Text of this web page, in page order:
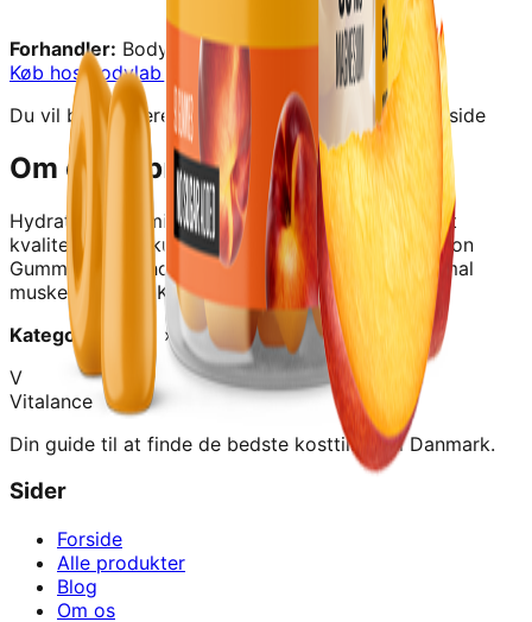
Forhandler: Bodylab
Køb hos Bodylab
Du vil blive videresendt til forhandlerens hjemmeside
Om dette produkt
Hydration Gummies (90 stk) - Ice Tea Peacher et
kvalitetskosttilskud fra
Bodylab.Bodylab Hydration
Gummies opretholder elektrolytbalancen og normal
muskelfunktion. Køb elektrolytter her
Kategori:
Energi › Elektrolytter
V
Vitalance
Din guide til at finde de bedste kosttilskud i Danmark.
Sider
Forside
Alle produkter
Blog
Om os